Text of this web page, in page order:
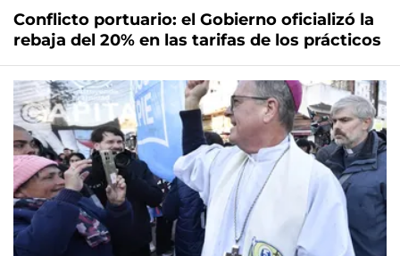
Conflicto portuario: el Gobierno oficializó la
rebaja del 20% en las tarifas de los prácticos